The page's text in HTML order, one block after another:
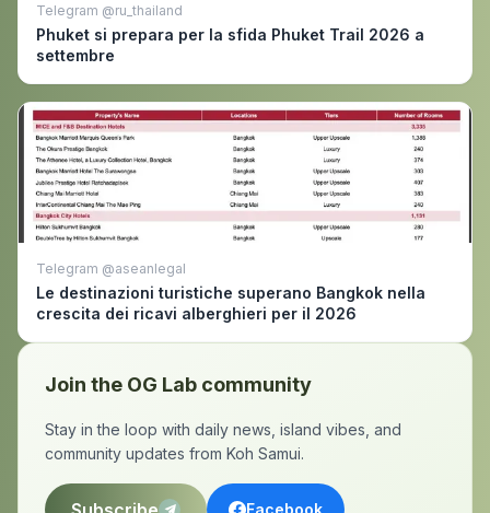
Telegram @ru_thailand
Phuket si prepara per la sfida Phuket Trail 2026 a
settembre
Telegram @aseanlegal
Le destinazioni turistiche superano Bangkok nella
crescita dei ricavi alberghieri per il 2026
Join the OG Lab community
Stay in the loop with daily news, island vibes, and
community updates from Koh Samui.
Facebook